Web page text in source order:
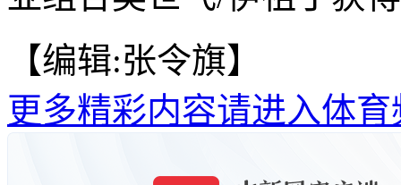
【编辑:张令旗】
更多精彩内容请进入体育